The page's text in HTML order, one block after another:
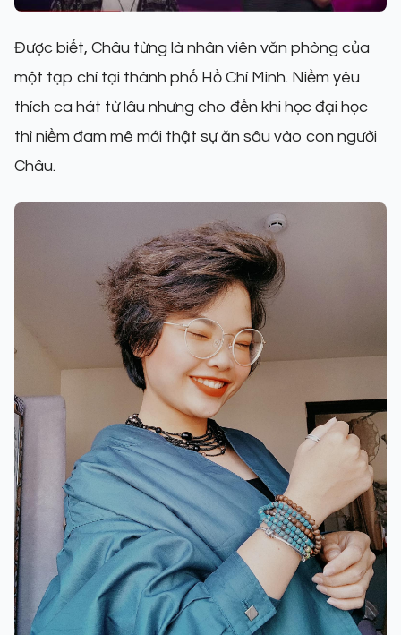
Được biết, Châu từng là nhân viên văn phòng của
một tạp chí tại thành phố Hồ Chí Minh. Niềm yêu
thích ca hát từ lâu nhưng cho đến khi học đại học
thì niềm đam mê mới thật sự ăn sâu vào con người
Châu.